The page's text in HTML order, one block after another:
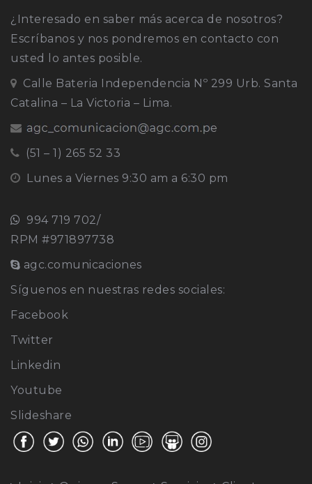
¿Interesado en saber más acerca de nosotros?
Escríbanos y nos pondremos en contacto con
usted lo antes posible.
Calle Bateria Independencia Nº 299 Urb. Santa
Catalina – La Victoria – Lima.
(51 – 1) 265 52 33
Lunes a Viernes 9:30 am a 6:30 pm
994 719 702/
RPM #971897738
agc.comunicaciones
Síguenos en nuestras redes sociales:
Facebook
Twitter
Linkedin
Youtube
Slideshare